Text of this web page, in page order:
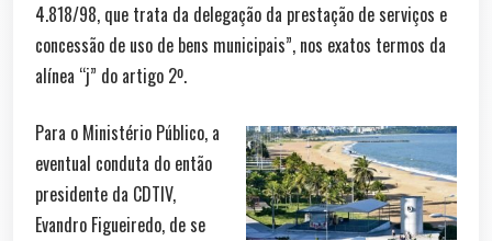
4.818/98, que trata da delegação da prestação de serviços e
concessão de uso de bens municipais”, nos exatos termos da
alínea “j” do artigo 2º.
Para o Ministério Público, a
eventual conduta do então
presidente da CDTIV,
Evandro Figueiredo, de se